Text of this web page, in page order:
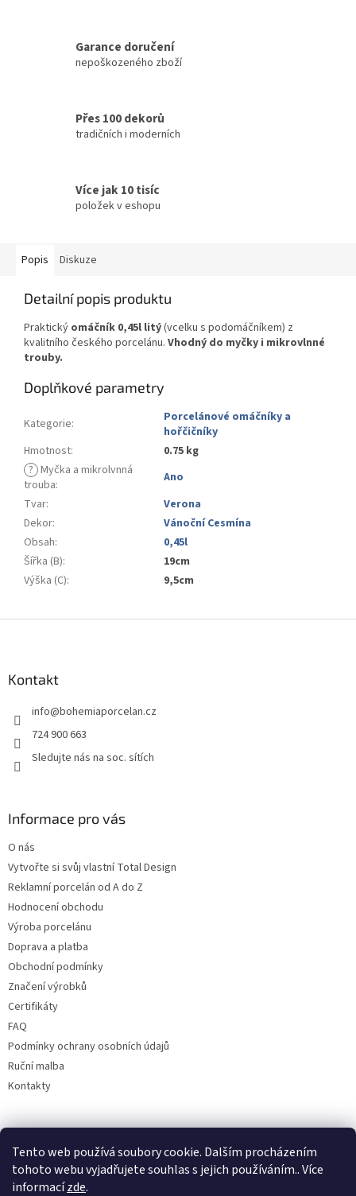
Tento web používá soubory cookie. Dalším procházením
tohoto webu vyjadřujete souhlas s jejich používáním.. Více
informacízde.
Garance doručení
nepoškozeného zboží
Přes 100 dekorů
tradičních i moderních
Více jak 10 tisíc
položek v eshopu
Popis Diskuze
Detailní popis produktu
Praktický omáčník 0,45l litý(vcelku s podomáčníkem) z
kvalitního českého porcelánu. Vhodný do myčky i mikrovlnné
trouby.
Doplňkové parametry
Kategorie:
Porcelánové omáčníky a
hořčičníky
Hmotnost:
0.75 kg
? Myčka a mikrolvnná
trouba:
Ano
Tvar:
Verona
Dekor:
Vánoční Cesmína
Obsah:
0,45l
Šířka (B):
19cm
Výška (C): 9,5cm
Kontakt
info@bohemiaporcelan.cz
724 900 663
Sledujte nás na soc. sítích
Informace pro vás
O nás
Vytvořte si svůj vlastní Total Design
Reklamní porcelán od A do Z
Hodnocení obchodu
Výroba porcelánu
Doprava a platba
Obchodní podmínky
Značení výrobků
Certifikáty
FAQ
Podmínky ochrany osobních údajů
Ruční malba
Kontakty
Facebook